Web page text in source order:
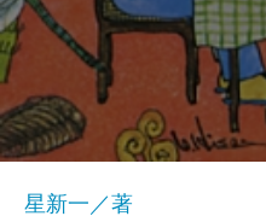
星新一／著